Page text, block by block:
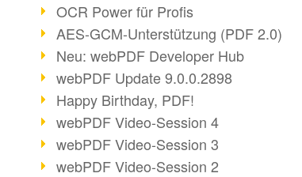
OCR Power für Profis
AES-GCM-Unterstützung (PDF 2.0)
Neu: webPDF Developer Hub
webPDF Update 9.0.0.2898
Happy Birthday, PDF!
webPDF Video-Session 4
webPDF Video-Session 3
webPDF Video-Session 2